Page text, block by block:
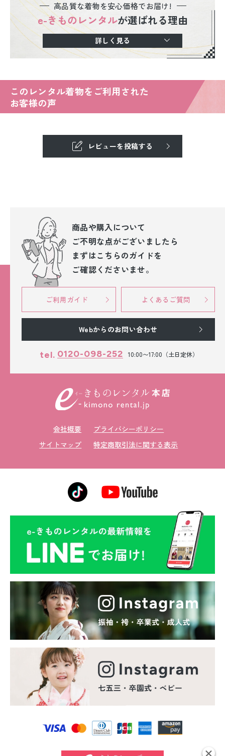
高品質な着物を安心価格でお届け!
e-きものレンタルが選ばれる理由
詳しく見る
このレンタル着物をご利用された
お客様の声
レビューを投稿する
商品や購入について
ご不明な点がございましたら
まずはこちらのガイドを
ご確認くださいませ。
ご利用ガイド よくあるご質問
Webからのお問い合わせ
tel. 0120-098-252 10:00〜17:00（土日定休）
会社概要
プライバシーポリシー
サイトマップ
特定商取引法に関する表示